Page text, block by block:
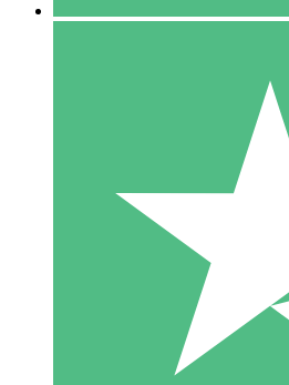
10 Nedladdningar
20 00